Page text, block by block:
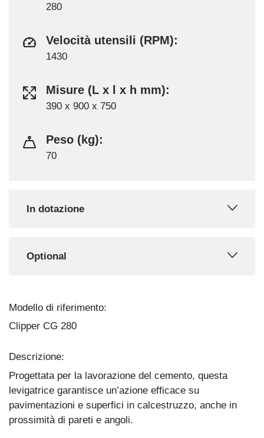
280
Velocità utensili (RPM):
1430
Misure (L x l x h mm):
390 x 900 x 750
Peso (kg):
70
In dotazione
Optional
Modello di riferimento:
Clipper CG 280
Descrizione:
Progettata per la lavorazione del cemento, questa
levigatrice garantisce un’azione efficace su
pavimentazioni e superfici in calcestruzzo, anche in
prossimità di pareti e angoli.